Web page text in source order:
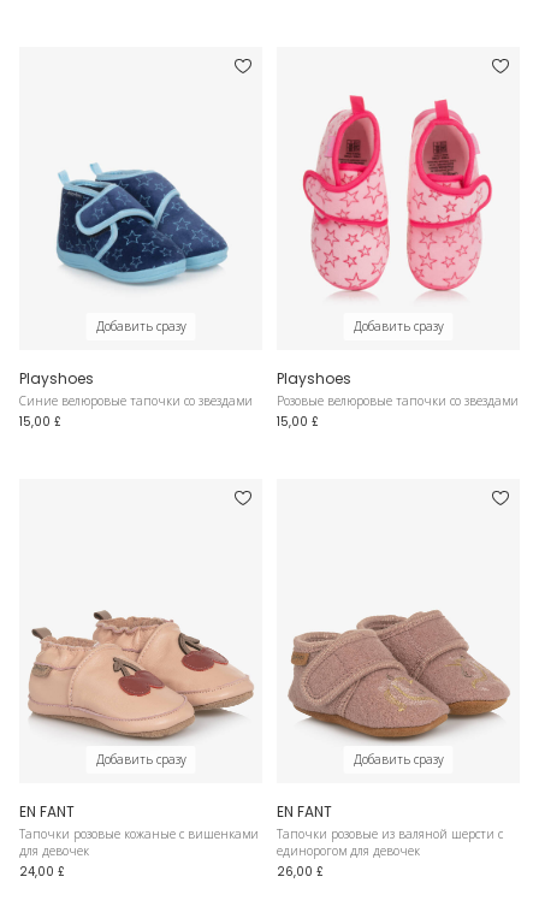
Добавить сразу
Playshoes
Синие велюровые тапочки со звездами
15,00 £
Добавить сразу
Playshoes
Розовые велюровые тапочки со звездами
15,00 £
Добавить сразу
EN FANT
Тапочки розовые кожаные с вишенками
для девочек
24,00 £
Добавить сразу
EN FANT
Тапочки розовые из валяной шерсти с
единорогом для девочек
26,00 £